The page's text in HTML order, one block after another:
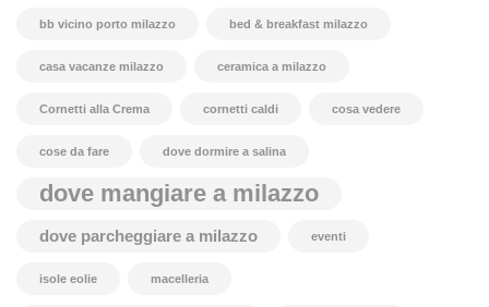
bb vicino porto milazzo bed & breakfast milazzo
casa vacanze milazzo ceramica a milazzo
Cornetti alla Crema cornetti caldi cosa vedere
cose da fare dove dormire a salina
dove mangiare a milazzo
dove parcheggiare a milazzo eventi
isole eolie macelleria